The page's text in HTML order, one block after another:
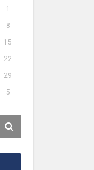
1
8
15
22
29
5